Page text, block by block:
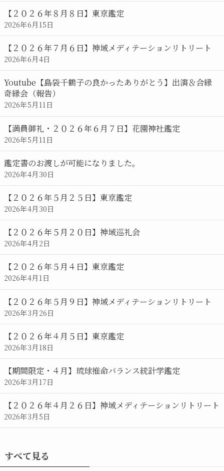
【２０２６年８月８日】東京鑑定
2026年6月15日
【２０２６年７月６日】神域メディテーションリトリート
2026年6月4日
Youtube【島袋千鶴子の良かったありがとう】出演＆合縁
奇縁会（報告）
2026年5月11日
【満員御礼・２０２６年６月７日】花園神社鑑定
2026年5月11日
鑑定書のお渡しが可能になりました。
2026年4月30日
【２０２６年５月２５日】東京鑑定
2026年4月30日
【２０２６年５月２０日】神域巡礼会
2026年4月2日
【２０２６年５月４日】東京鑑定
2026年4月1日
【２０２６年５月９日】神域メディテーションリトリート
2026年3月26日
【２０２６年４月５日】東京鑑定
2026年3月18日
【期間限定・４月】琉球推命バランス統計学鑑定
2026年3月17日
【２０２６年４月２６日】神域メディテーションリトリート
2026年3月5日
すべて見る